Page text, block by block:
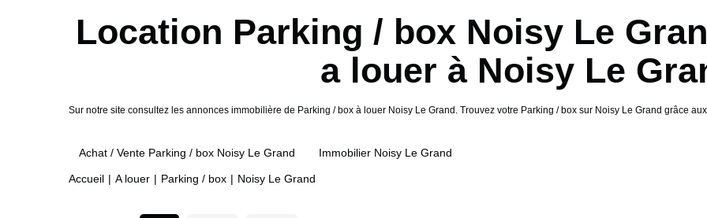
Location Parking / box Noisy Le
a louer à Noisy Le
Sur notre site consultez les annonces immobilière de Parking / box à louer Noisy Le Grand. Trouvez votre Parking / box sur Noisy Le Grand grâce
Achat / Vente Parking / box Noisy Le Grand Immobilier Noisy Le Grand
Accueil A louer Parking / box Noisy Le Grand